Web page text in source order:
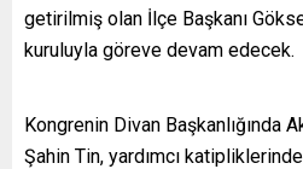
getirilmiş olan İlçe Başkanı
kuruluyla göreve devam edecek.
Kongrenin Divan
Şahin Tin, yardımcı